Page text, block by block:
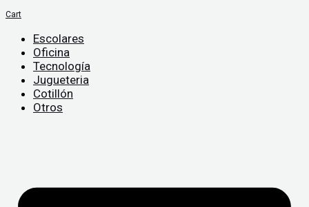
Cart
Escolares
Oficina
Tecnología
Jugueteria
Cotillón
Otros